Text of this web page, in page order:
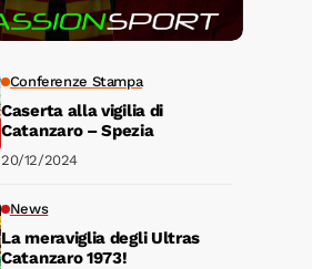
Conferenze Stampa
Caserta alla vigilia di
Catanzaro – Spezia
20/12/2024
News
La meraviglia degli Ultras
Catanzaro 1973!